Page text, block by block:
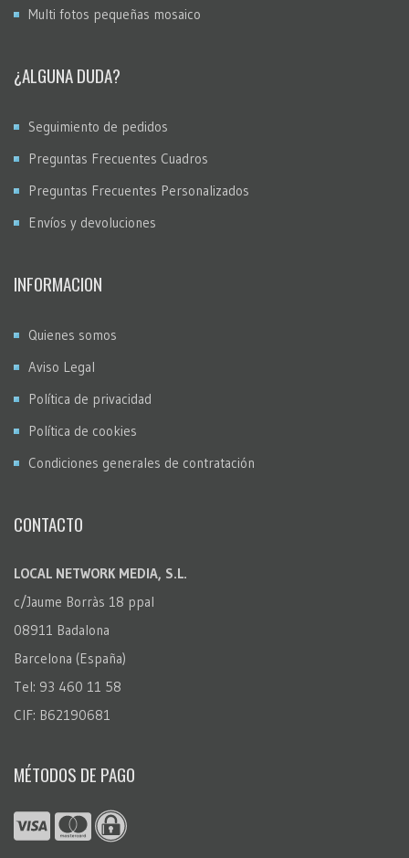
Multi fotos pequeñas mosaico
¿ALGUNA DUDA?
Seguimiento de pedidos
Preguntas Frecuentes Cuadros
Preguntas Frecuentes Personalizados
Envíos y devoluciones
INFORMACION
Quienes somos
Aviso Legal
Política de privacidad
Política de cookies
Condiciones generales de contratación
CONTACTO
LOCAL NETWORK MEDIA, S.L.
c/Jaume Borràs 18 ppal
08911 Badalona
Barcelona (España)
Tel: 93 460 11 58
CIF: B62190681
MÉTODOS DE PAGO